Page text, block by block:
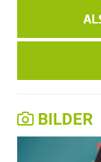
BILDER